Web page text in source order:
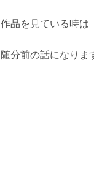
作品を見ている時は
随分前の話になりま